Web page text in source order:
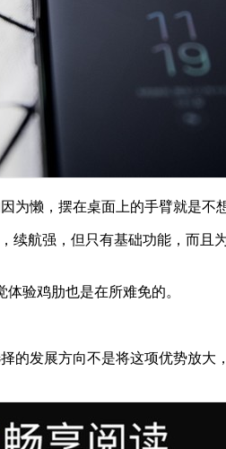
懒，摆在桌面上的手臂就是不
续航强，但只有基础功能，而
验鸡肋也是在所难免的。
的发展方向不是将这项优势放